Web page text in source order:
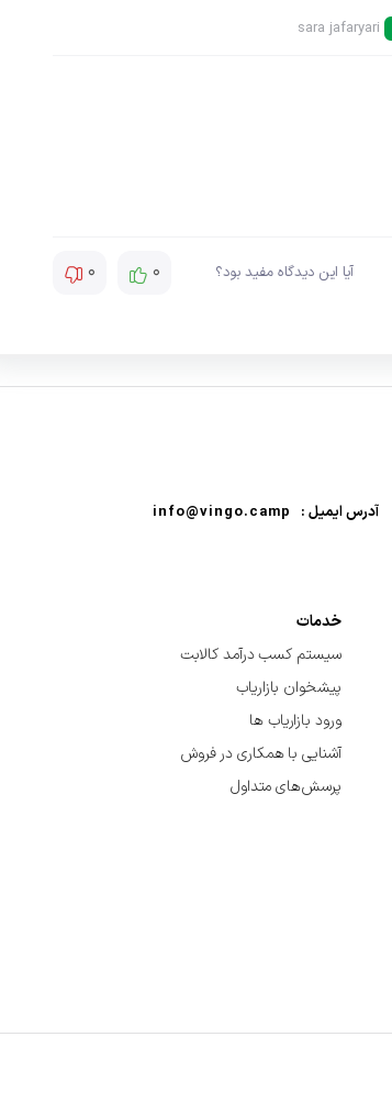
sara jafaryari
آیا این دیدگاه مفید بود؟ 0
0
آدرس ایمیل : info@vingo.camp
خدمات
سیستم کسب درآمد کالابت
پیشخوان بازاریاب
ورود بازاریاب ها
آشنایی با همکاری در فروش
پرسش‌های متداول